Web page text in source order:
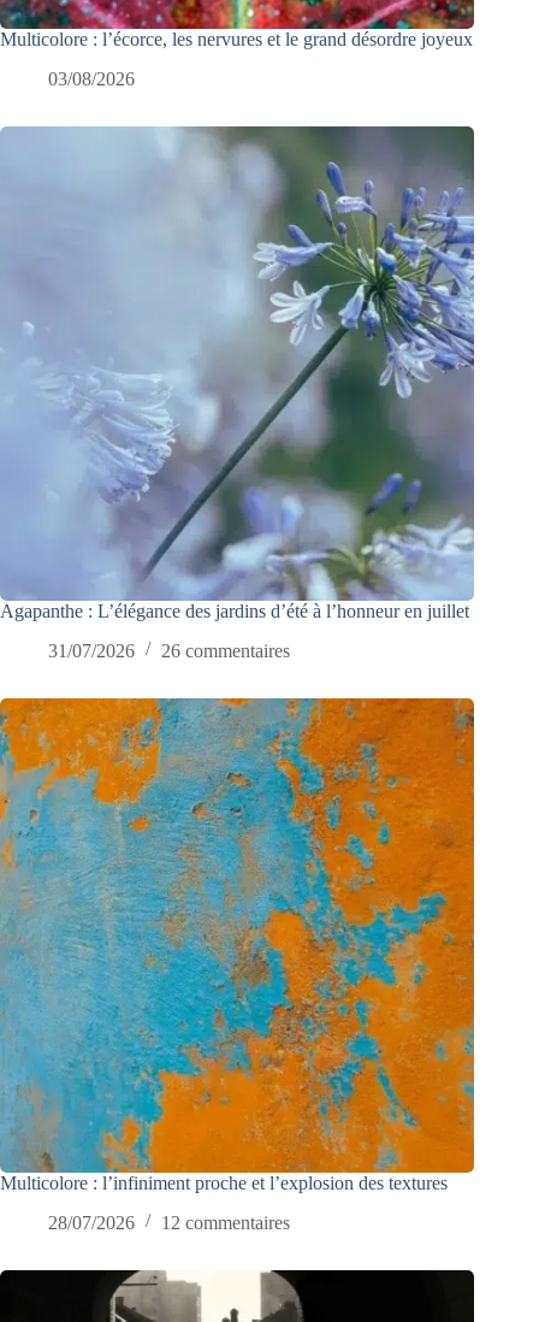
Multicolore : l’écorce, les nervures et le grand désordre joyeux
03/08/2026
Agapanthe : L’élégance des jardins d’été à l’honneur en juillet
31/07/2026
26 commentaires
Multicolore : l’infiniment proche et l’explosion des textures
28/07/2026
12 commentaires